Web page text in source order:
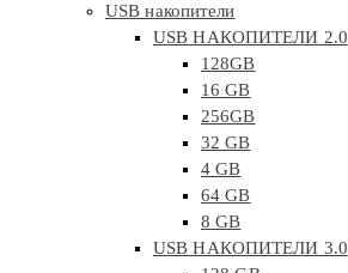
USB накопители
USB НАКОПИТЕЛИ 2.0
128GB
16 GB
256GB
32 GB
4 GB
64 GB
8 GB
USB НАКОПИТЕЛИ 3.0